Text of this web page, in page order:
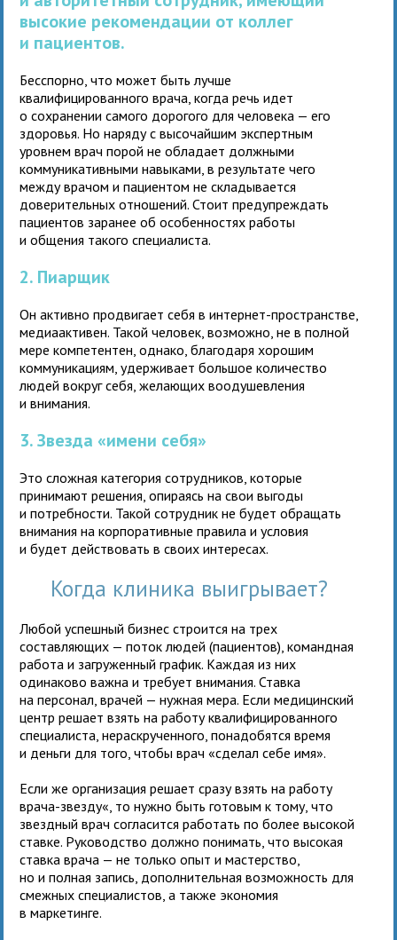
высокие рекомендации от коллег
и пациентов.
Бесспорно, что может быть лучше
квалифицированного врача, когда речь идет
о сохранении самого дорогого для человека — его
здоровья. Но наряду с высочайшим экспертным
уровнем врач порой не обладает должными
коммуникативными навыками, в результате чего
между врачом и пациентом не складывается
доверительных отношений. Стоит предупреждать
пациентов заранее об особенностях работы
и общения такого специалиста.
2. Пиарщик
Он активно продвигает себя в интернет-пространстве,
медиаактивен. Такой человек, возможно, не в полной
мере компетентен, однако, благодаря хорошим
коммуникациям, удерживает большое количество
людей вокруг себя, желающих воодушевления
и внимания.
3. Звезда «имени себя»
Это сложная категория сотрудников, которые
принимают решения, опираясь на свои выгоды
и потребности. Такой сотрудник не будет обращать
внимания на корпоративные правила и условия
и будет действовать в своих интересах.
Когда клиника выигрывает?
Любой успешный бизнес строится на трех
составляющих — поток людей (пациентов), командная
работа и загруженный график. Каждая из них
одинаково важна и требует внимания. Ставка
на персонал, врачей — нужная мера. Если медицинский
центр решает взять на работу квалифицированного
специалиста, нераскрученного, понадобятся время
и деньги для того, чтобы врач «сделал себе имя».
Если же организация решает сразу взять на работу
врача-звезду«, то нужно быть готовым к тому, что
звездный врач согласится работать по более высокой
ставке. Руководство должно понимать, что высокая
ставка врача — не только опыт и мастерство,
но и полная запись, дополнительная возможность для
смежных специалистов, а также экономия
в маркетинге.